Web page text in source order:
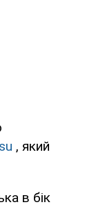
, який
в бік